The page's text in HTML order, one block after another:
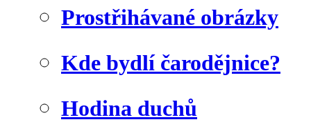
Prostřihávané obrázky
Kde bydlí čarodějnice?
Hodina duchů